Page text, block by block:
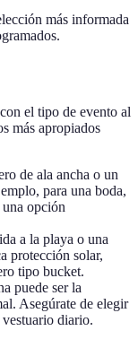
más informada
el tipo de evento al
más apropiados
de ala ancha o un
para una boda,
opción
a la playa o una
protección solar,
tipo bucket.
puede ser la
Asegúrate de elegir
diario.